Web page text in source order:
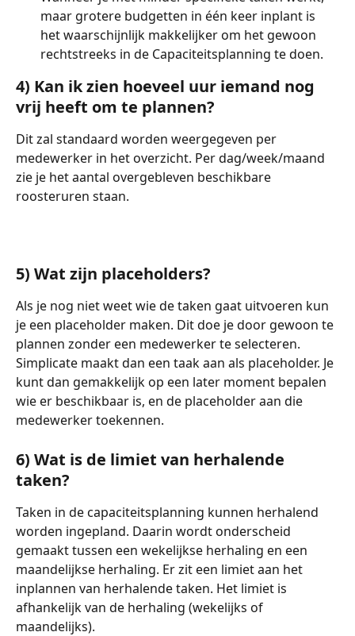
maar grotere budgetten in één keer inplant is
het waarschijnlijk makkelijker om het gewoon
rechtstreeks in de Capaciteitsplanning te doen.
4) Kan ik zien hoeveel uur iemand nog
vrij heeft om te plannen?
Dit zal standaard worden weergegeven per
medewerker in het overzicht. Per dag/week/maand
zie je het aantal overgebleven beschikbare
roosteruren staan.
5) Wat zijn placeholders?
Als je nog niet weet wie de taken gaat uitvoeren kun
je een placeholder maken. Dit doe je door gewoon te
plannen zonder een medewerker te selecteren.
Simplicate maakt dan een taak aan als placeholder. Je
kunt dan gemakkelijk op een later moment bepalen
wie er beschikbaar is, en de placeholder aan die
medewerker toekennen.
6) Wat is de limiet van herhalende
taken?
Taken in de capaciteitsplanning kunnen herhalend
worden ingepland. Daarin wordt onderscheid
gemaakt tussen een wekelijkse herhaling en een
maandelijkse herhaling. Er zit een limiet aan het
inplannen van herhalende taken. Het limiet is
afhankelijk van de herhaling (wekelijks of
maandelijks).